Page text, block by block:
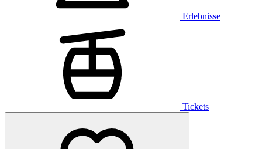
Erlebnisse
Tickets